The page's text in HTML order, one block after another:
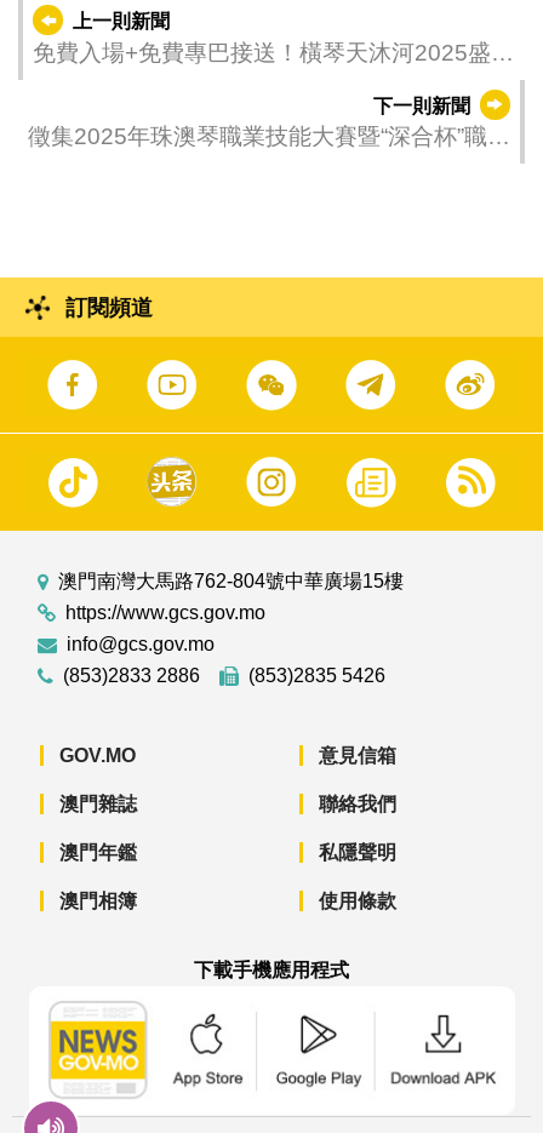
上一則新聞
免費入場+免費專巴接送！橫琴天沐河2025盛夏
下一則新聞
徵集2025年珠澳琴職業技能大賽暨“深合杯”職業
訂閱頻道
澳門南灣大馬路762-804號中華廣場15樓
https://www.gcs.gov.mo
info@gcs.gov.mo
(853)2833 2886
(853)2835 5426
GOV.MO
澳門雜誌
澳門年鑑
澳門相簿
意見信箱
聯絡我們
私隱聲明
使用條款
下載手機應用程式